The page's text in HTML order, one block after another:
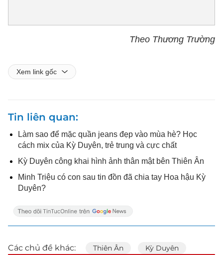
Theo Thương Trường
Xem link gốc
Tin liên quan
Làm sao để mặc quần jeans đẹp vào mùa hè? Học
cách mix của Kỳ Duyên, trẻ trung và cực chất
Kỳ Duyên công khai hình ảnh thân mật bên Thiên Ân
Minh Triệu có con sau tin đồn đã chia tay Hoa hậu Kỳ
Duyên?
Các chủ đề khác: Thiên Ân Kỳ Duyên